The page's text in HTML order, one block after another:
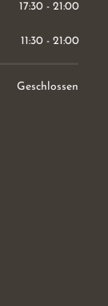
17:30 - 21:00
11:30 - 21:00
Geschlossen